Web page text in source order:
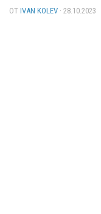
ОТ IVAN KOLEV · 28.10.2023